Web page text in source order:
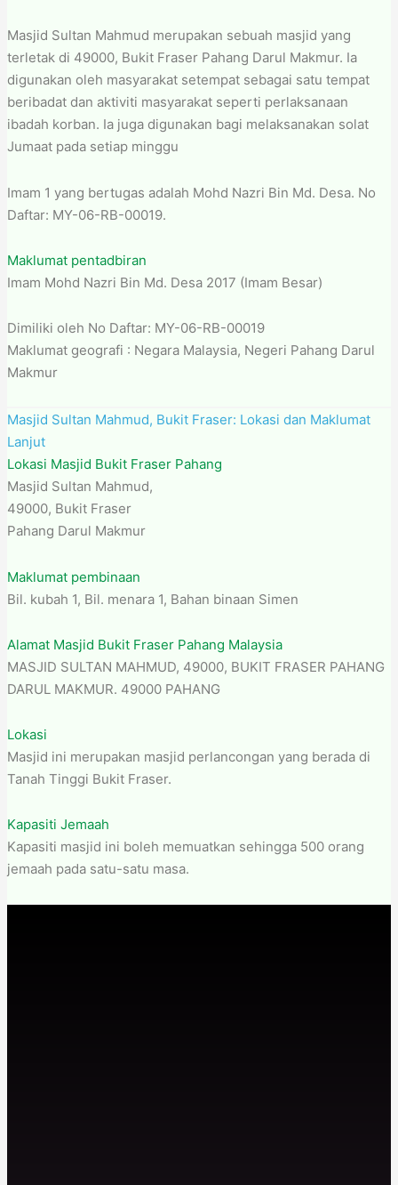
Masjid Sultan Mahmud merupakan sebuah masjid yang
terletak di 49000, Bukit Fraser Pahang Darul Makmur. Ia
digunakan oleh masyarakat setempat sebagai satu tempat
beribadat dan aktiviti masyarakat seperti perlaksanaan
ibadah korban. Ia juga digunakan bagi melaksanakan solat
Jumaat pada setiap minggu
Imam 1 yang bertugas adalah Mohd Nazri Bin Md. Desa. No
Daftar: MY-06-RB-00019.
Maklumat pentadbiran
Imam Mohd Nazri Bin Md. Desa 2017 (Imam Besar)
Dimiliki oleh No Daftar: MY-06-RB-00019
Maklumat geografi : Negara Malaysia, Negeri Pahang Darul
Makmur
Masjid Sultan Mahmud, Bukit Fraser: Lokasi dan Maklumat
Lanjut
Lokasi Masjid Bukit Fraser Pahang
Masjid Sultan Mahmud,
49000, Bukit Fraser
Pahang Darul Makmur
Maklumat pembinaan
Bil. kubah 1, Bil. menara 1, Bahan binaan Simen
Alamat Masjid Bukit Fraser Pahang Malaysia
MASJID SULTAN MAHMUD, 49000, BUKIT FRASER PAHANG
DARUL MAKMUR. 49000 PAHANG
Lokasi
Masjid ini merupakan masjid perlancongan yang berada di
Tanah Tinggi Bukit Fraser.
Kapasiti Jemaah
Kapasiti masjid ini boleh memuatkan sehingga 500 orang
jemaah pada satu-satu masa.